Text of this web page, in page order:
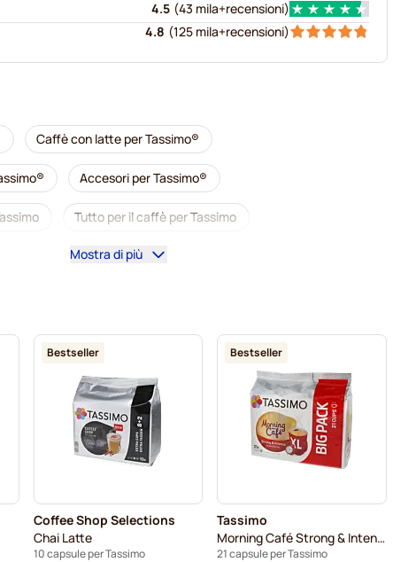
4.5 (43 mila+recensioni)
4.8 (125 mila+recensioni)
Caffè con latte per Tassimo®
Accesori per Tassimo®
Tutto per il caffè per Tassimo
L'OR capsule caffè per Tassimo
Marcilla capsule caffè per Tassimo
Calda e Tè per Tassimo®
Mostra di più
Bestseller
Coffee Shop Selections
Chai Latte
10 capsule per Tassimo
Bestseller
Tassimo
Morning Café Strong & Intense XL
21 capsule per Tassimo